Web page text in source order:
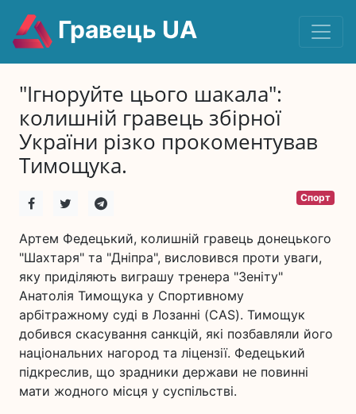
Гравець UA
"Ігноруйте цього шакала":
колишній гравець збірної
України різко прокоментував
Тимощука.
Спорт
Артем Федецький, колишній гравець донецького
"Шахтаря" та "Дніпра", висловився проти уваги,
яку приділяють виграшу тренера "Зеніту"
Анатолія Тимощука у Спортивному
арбітражному суді в Лозанні (CAS). Тимощук
добився скасування санкцій, які позбавляли його
національних нагород та ліцензії. Федецький
підкреслив, що зрадники держави не повинні
мати жодного місця у суспільстві.